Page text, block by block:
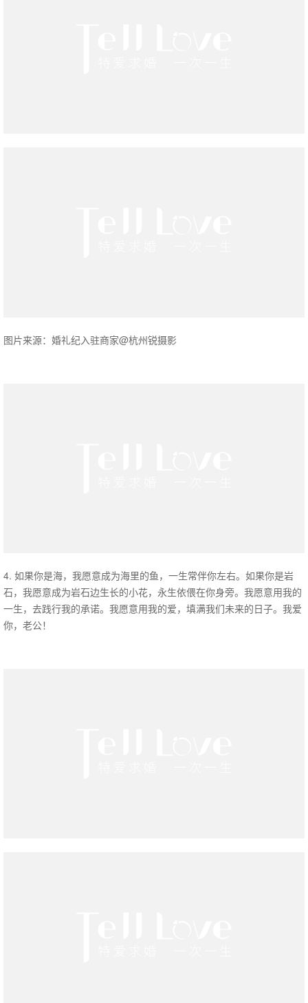
图片来源：婚礼纪入驻商家@杭州锐摄影
4. 如果你是海，我愿意成为海里的鱼，一生常伴你左右。如果你是岩
石，我愿意成为岩石边生长的小花，永生依偎在你身旁。我愿意用我的
一生，去践行我的承诺。我愿意用我的爱，填满我们未来的日子。我爱
你，老公！